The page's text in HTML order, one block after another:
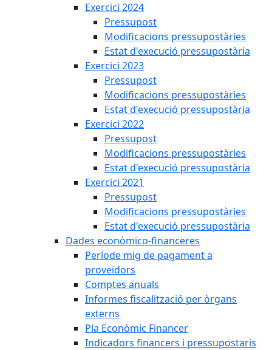
Exercici 2024
Pressupost
Modificacions pressupostàries
Estat d'execució pressupostària
Exercici 2023
Pressupost
Modificacions pressupostàries
Estat d'execució pressupostària
Exercici 2022
Pressupost
Modificacions pressupostàries
Estat d'execució pressupostària
Exercici 2021
Pressupost
Modificacions pressupostàries
Estat d'execució pressupostària
Dades econòmico-financeres
Període mig de pagament a
proveïdors
Comptes anuals
Informes fiscalització per òrgans
externs
Pla Econòmic Financer
Indicadors financers i pressupostaris